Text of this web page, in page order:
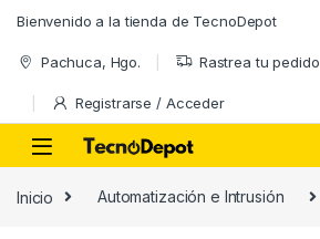
Bienvenido a la tienda de TecnoDepot
Pachuca, Hgo. Rastrea tu pedido
Registrarse / Acceder
Inicio Automatización e Intrusión